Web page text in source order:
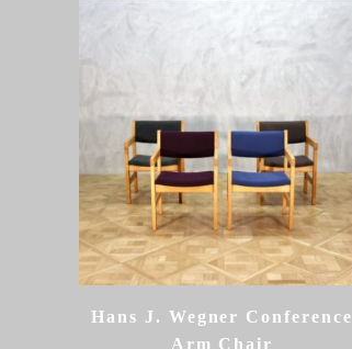
Hans J. Wegner Conference
Arm Chair